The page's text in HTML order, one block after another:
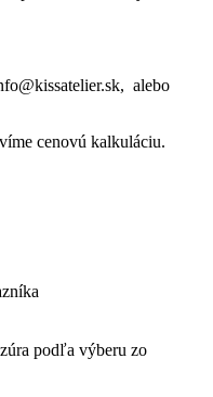
alebo
cenovú kalkuláciu.
podľa výberu zo